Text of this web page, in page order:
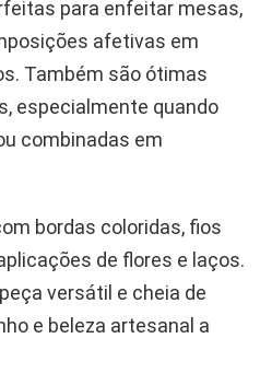
para enfeitar mesas,
afetivas em
Também são ótimas
especialmente quando
combinadas em
bordas coloridas, fios
de flores e laços.
versátil e cheia de
e beleza artesanal a